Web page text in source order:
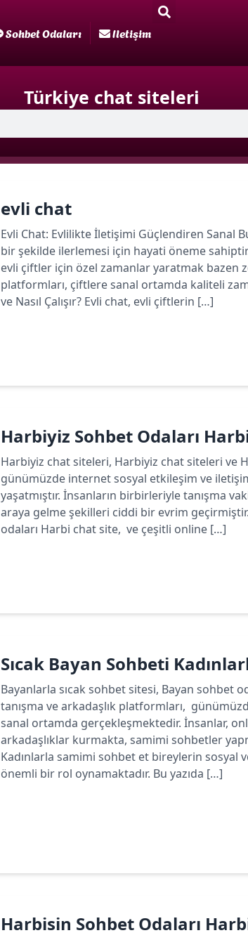
Sohbet Odaları Iletişim
Türkiye chat siteleri
evli chat
Evli Chat: Evlilikte İletişimi Güçlendiren Sanal
bir şekilde ilerlemesi için hayati öneme
evli çiftler için özel zamanlar yaratmak bazen
platformları, çiftlere sanal ortamda kaliteli
ve Nasıl Çalışır? Evli chat, evli çiftlerin […]
Harbiyiz Sohbet Odaları
Harbiyiz chat siteleri, Harbiyiz chat siteleri ve
günümüzde internet sosyal etkileşim ve
yaşatmıştır. İnsanların birbirleriyle tanışma
araya gelme şekilleri ciddi bir evrim
odaları Harbi chat site, ve çeşitli online […]
Sıcak Bayan Sohbeti
Bayanlarla sıcak sohbet sitesi, Bayan sohbet
tanışma ve arkadaşlık platformları,
sanal ortamda gerçekleşmektedir. İnsanlar,
arkadaşlıklar kurmakta, samimi sohbetler
Kadınlarla samimi sohbet et bireylerin sosyal
önemli bir rol oynamaktadır. Bu yazıda […]
Harbisin Sohbet Odaları